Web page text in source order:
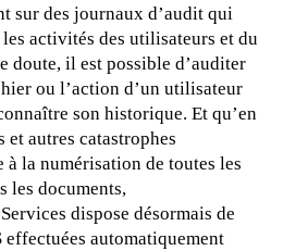
sur des journaux d’audit qui
activités des utilisateurs et du
doute, il est possible d’auditer
ou l’action d’un utilisateur
son historique. Et qu’en
et autres catastrophes
à la numérisation de toutes les
les documents,
dispose désormais de
effectuées automatiquement